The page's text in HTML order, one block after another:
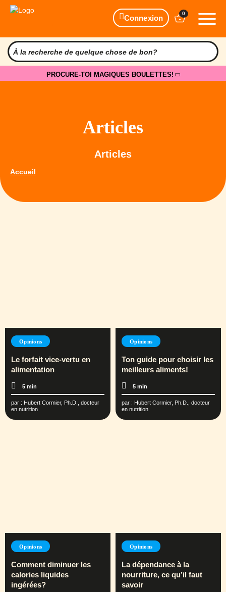
Connexion
0
PROCURE-TOI MAGIQUES BOULETTES!
Articles
Articles
Accueil
Opinions
Le forfait vice-vertu en
alimentation
5 min
par : Hubert Cormier, Ph.D., docteur
en nutrition
Opinions
Ton guide pour choisir les
meilleurs aliments!
5 min
par : Hubert Cormier, Ph.D., docteur
en nutrition
Opinions
Comment diminuer les
calories liquides
ingérées?
Opinions
La dépendance à la
nourriture, ce qu’il faut
savoir